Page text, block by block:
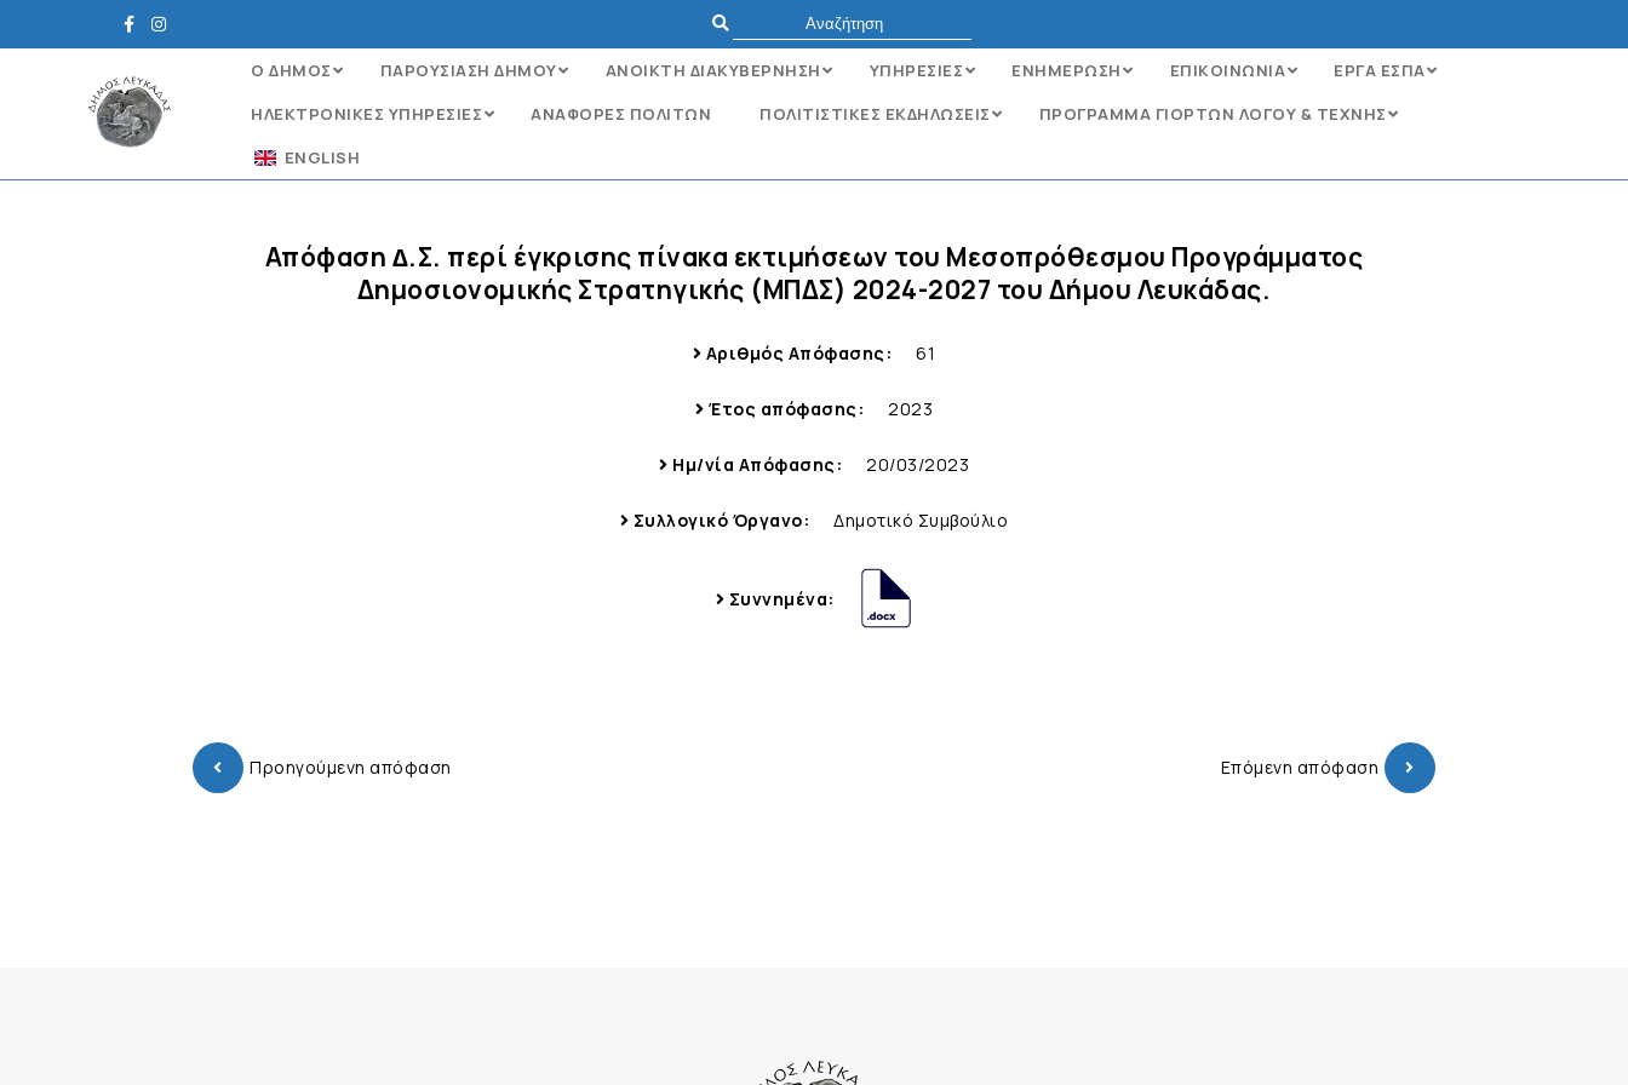
Ο ΔΗΜΟΣ ΠΑΡΟΥΣΙΑΣΗ ΔΗΜΟΥ ΑΝΟΙΚΤΗ ΔΙΑΚΥΒΕΡΝΗΣΗ ΥΠΗΡΕΣΙΕΣ ΕΝΗΜΕΡΩΣΗ ΕΠΙΚΟΙΝΩΝΙΑ
ΕΡΓΑ ΕΣΠΑ
ΗΛΕΚΤΡΟΝΙΚΈΣ ΥΠΗΡΕΣΊΕΣ
ΑΝΑΦΟΡΈΣ ΠΟΛΙΤΏΝ ΠΟΛΙΤΙΣΤΙΚΕΣ ΕΚΔΗΛΩΣΕΙΣ
ΠΡΟΓΡΑΜΜΑ ΓΙΟΡΤΩΝ ΛΟΓΟΥ & ΤΕΧΝΗΣ
ENGLISH
Απόφαση ∆.Σ. περί έγκρισης πίνακα εκτιμήσεων του Μεσοπρόθεσμου Προγράμματος
Δημοσιονομικής Στρατηγικής (ΜΠΔΣ) 2024-2027 του Δήμου Λευκάδας.
Αριθμός Απόφασης: 61
Έτος απόφασης: 2023
Ημ/νία Απόφασης: 20/03/2023
Συλλογικό Όργανο: Δημοτικό Συμβούλιο
Συννημένα:
Προηγούμενη απόφαση Επόμενη απόφαση